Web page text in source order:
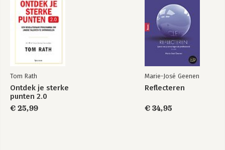
Tom Rath
Ontdek je sterke
punten 2.0
€ 25,99
Marie-José Geenen
Reflecteren
€ 34,95